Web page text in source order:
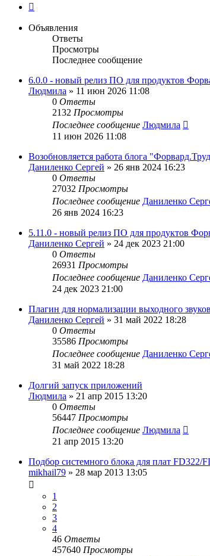
Объявления
Ответы
Просмотры
Последнее сообщение
6.0.0 - новый релиз ПО для продуктов
Людмила » 11 июн 2026 11:08
0 Ответы
2132 Просмотры
Последнее сообщение Людмила
11 июн 2026 11:08
Возобновляется работа блога
Даниленко Сергей » 26 янв 2024 16:23
0 Ответы
27032 Просмотры
Последнее сообщение Даниленко
26 янв 2024 16:23
5.11.0 - новый релиз ПО для продуктов
Даниленко Сергей » 24 дек 2023 21:00
0 Ответы
26931 Просмотры
Последнее сообщение Даниленко
24 дек 2023 21:00
Плагин для нормализации выходного
Даниленко Сергей » 31 май 2022 18:28
0 Ответы
35586 Просмотры
Последнее сообщение Даниленко
31 май 2022 18:28
Долгий запуск приложений
Людмила » 21 апр 2015 13:20
0 Ответы
56447 Просмотры
Последнее сообщение Людмила
21 апр 2015 13:20
Подбор системного блока для плат FD322/
mikhail79 » 28 мар 2013 13:05
1
2
3
4
46 Ответы
457640 Просмотры